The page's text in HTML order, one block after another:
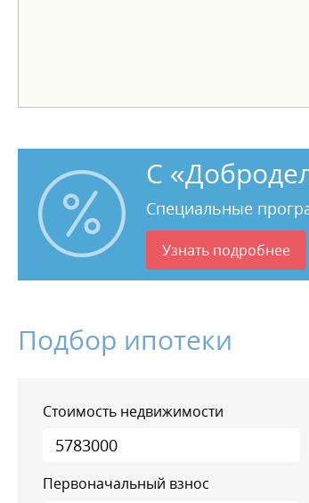
С
Специальные
Узнать подробнее
Подбор ипотеки
Стоимость недвижимости
Первоначальный взнос